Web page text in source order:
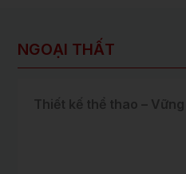
NGOẠI THẤT
Thiết kế thể thao –